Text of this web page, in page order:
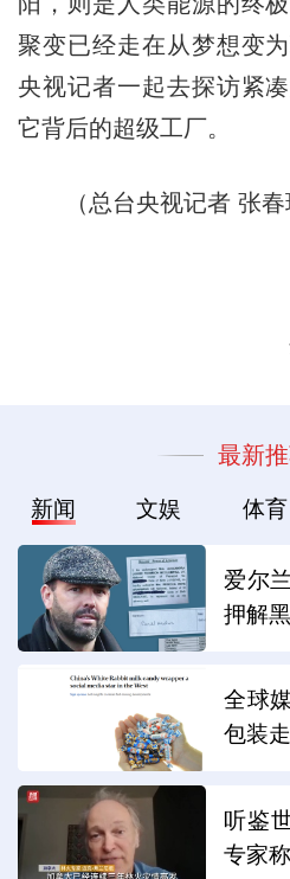
聚变已经走在从梦想变
央视记者一起去探访紧
它背后的超级工厂。
（总台央视记者 张春
最新
新闻 文娱 体育
爱尔
押解
全球
包装
听鉴
专家